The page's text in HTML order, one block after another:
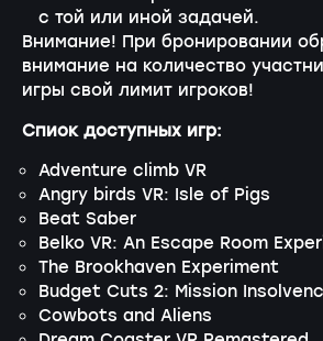
с той или иной задачей.
Внимание! При бронировании
внимание на количество
игры свой лимит игроков!
Спиок доступных игр:
Adventure climb VR
Angry birds VR: Isle of Pigs
Beat Saber
Belko VR: An Escape Room
The Brookhaven Experiment
Budget Cuts 2: Mission
Cowbots and Aliens